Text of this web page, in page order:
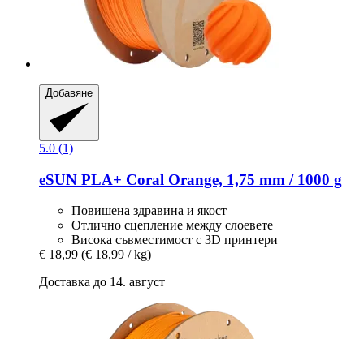
Добавяне
5.0 (1)
eSUN PLA+ Coral Orange, 1,75 mm / 1000 g
Повишена здравина и якост
Отлично сцепление между слоевете
Висока съвместимост с 3D принтери
€ 18,99 (€ 18,99 / kg)
Доставка до 14. август